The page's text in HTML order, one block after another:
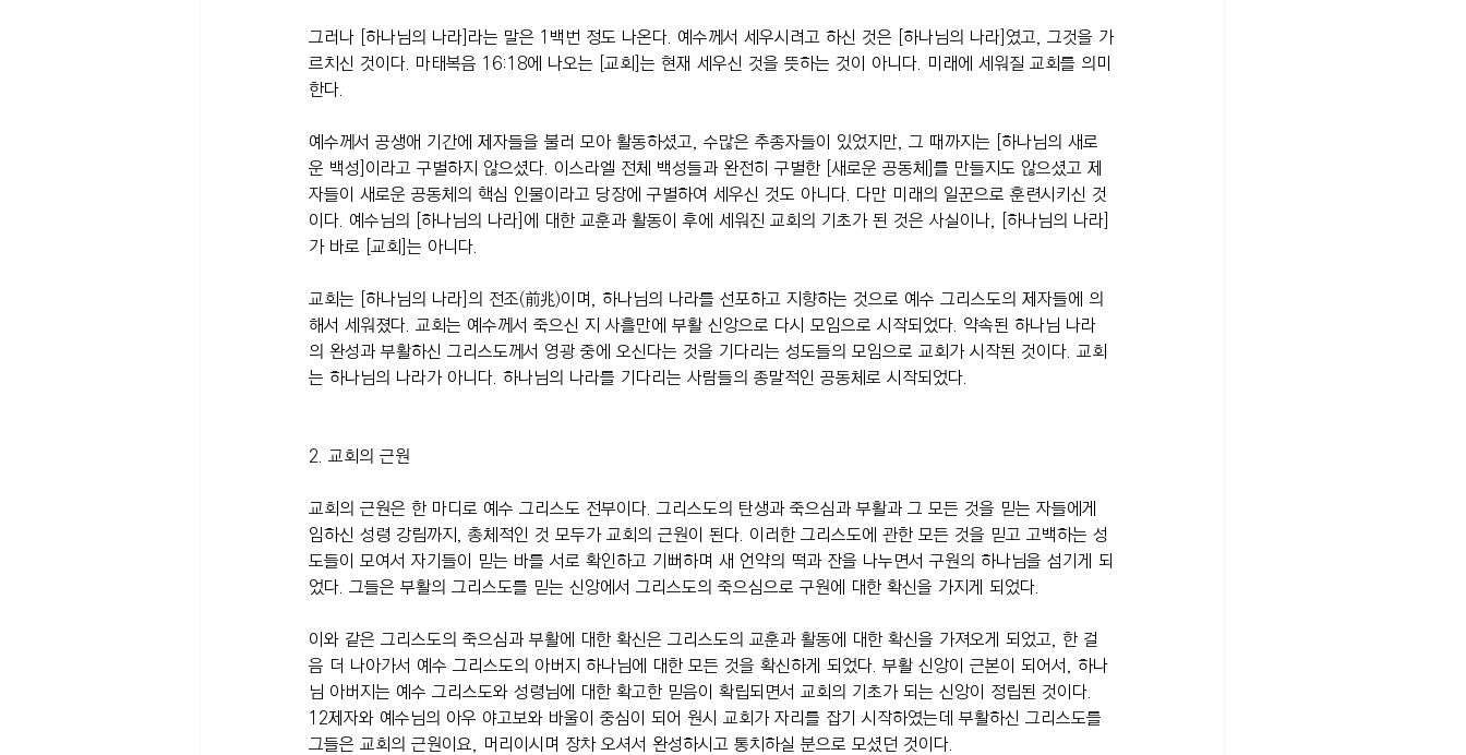
그러나 [하나님의 나라]라는 말은 1백번 정도 나온다. 예수께서 세우시려고 하신 것은 [하나님의 나라]였고, 그것을 가
르치신 것이다. 마태복음 16:18에 나오는 [교회]는 현재 세우신 것을 뜻하는 것이 아니다. 미래에 세워질 교회를 의미
한다.
예수께서 공생애 기간에 제자들을 불러 모아 활동하셨고, 수많은 추종자들이 있었지만, 그 때까지는 [하나님의 새로
운 백성]이라고 구별하지 않으셨다. 이스라엘 전체 백성들과 완전히 구별한 [새로운 공동체]를 만들지도 않으셨고 제
자들이 새로운 공동체의 핵심 인물이라고 당장에 구별하여 세우신 것도 아니다. 다만 미래의 일꾼으로 훈련시키신 것
이다. 예수님의 [하나님의 나라]에 대한 교훈과 활동이 후에 세워진 교회의 기초가 된 것은 사실이나, [하나님의 나라]
가 바로 [교회]는 아니다.
교회는 [하나님의 나라]의 전조(前兆)이며, 하나님의 나라를 선포하고 지향하는 것으로 예수 그리스도의 제자들에 의
해서 세워졌다. 교회는 예수께서 죽으신 지 사흘만에 부활 신앙으로 다시 모임으로 시작되었다. 약속된 하나님 나라
의 완성과 부활하신 그리스도께서 영광 중에 오신다는 것을 기다리는 성도들의 모임으로 교회가 시작된 것이다. 교회
는 하나님의 나라가 아니다. 하나님의 나라를 기다리는 사람들의 종말적인 공동체로 시작되었다.
2. 교회의 근원
교회의 근원은 한 마디로 예수 그리스도 전부이다. 그리스도의 탄생과 죽으심과 부활과 그 모든 것을 믿는 자들에게
임하신 성령 강림까지, 총체적인 것 모두가 교회의 근원이 된다. 이러한 그리스도에 관한 모든 것을 믿고 고백하는 성
도들이 모여서 자기들이 믿는 바를 서로 확인하고 기뻐하며 새 언약의 떡과 잔을 나누면서 구원의 하나님을 섬기게 되
었다. 그들은 부활의 그리스도를 믿는 신앙에서 그리스도의 죽으심으로 구원에 대한 확신을 가지게 되었다.
이와 같은 그리스도의 죽으심과 부활에 대한 확신은 그리스도의 교훈과 활동에 대한 확신을 가져오게 되었고, 한 걸
음 더 나아가서 예수 그리스도의 아버지 하나님에 대한 모든 것을 확신하게 되었다. 부활 신앙이 근본이 되어서, 하나
님 아버지는 예수 그리스도와 성령님에 대한 확고한 믿음이 확립되면서 교회의 기초가 되는 신앙이 정립된 것이다.
12제자와 예수님의 아우 야고보와 바울이 중심이 되어 원시 교회가 자리를 잡기 시작하였는데 부활하신 그리스도를
그들은 교회의 근원이요, 머리이시며 장차 오셔서 완성하시고 통치하실 분으로 모셨던 것이다.